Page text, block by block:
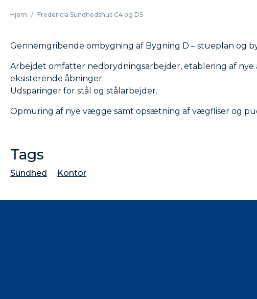
Hjem / Fredericia Sundhedshus C4 og DS
Gennemgribende ombygning af Bygning D – stueplan og
Arbejdet omfatter nedbrydningsarbejder, etablering af nye
eksisterende åbninger.
Udsparinger for stål og stålarbejder.
Opmuring af nye vægge samt opsætning af vægfliser og
Tags
Sundhed Kontor